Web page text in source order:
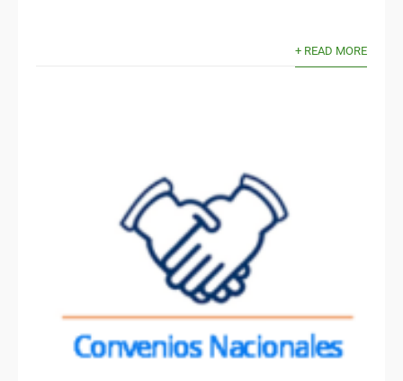
+ READ MORE